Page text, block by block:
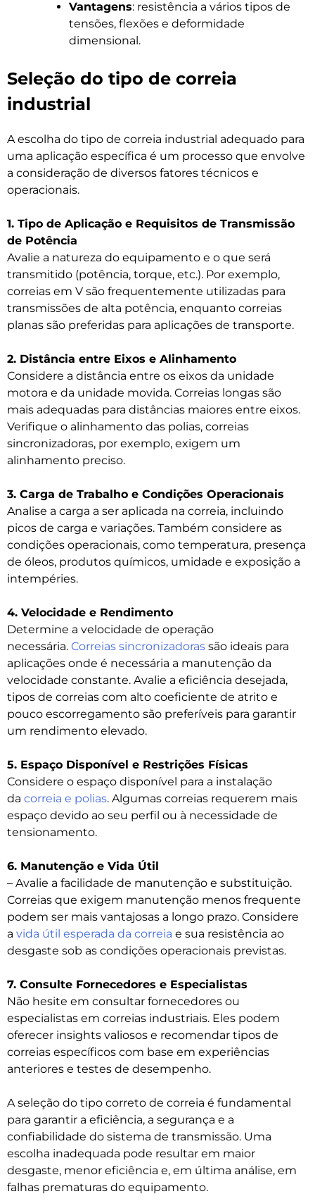
Vantagens: resistência a vários tipos de
tensões, flexões e deformidade
dimensional.
Seleção do tipo de correia
industrial
A escolha do tipo de correia industrial adequado para
uma aplicação específica é um processo que envolve
a consideração de diversos fatores técnicos e
operacionais.
1. Tipo de Aplicação e Requisitos de Transmissão
de Potência
Avalie a natureza do equipamento e o que será
transmitido (potência, torque, etc.). Por exemplo,
correias em V são frequentemente utilizadas para
transmissões de alta potência, enquanto correias
planas são preferidas para aplicações de transporte.
2. Distância entre Eixos e Alinhamento
Considere a distância entre os eixos da unidade
motora e da unidade movida. Correias longas são
mais adequadas para distâncias maiores entre eixos.
Verifique o alinhamento das polias, correias
sincronizadoras, por exemplo, exigem um
alinhamento preciso.
3. Carga de Trabalho e Condições Operacionais
Analise a carga a ser aplicada na correia, incluindo
picos de carga e variações. Também considere as
condições operacionais, como temperatura, presença
de óleos, produtos químicos, umidade e exposição a
intempéries.
4. Velocidade e Rendimento
Determine a velocidade de operação
necessária. Correias sincronizadoras são ideais para
aplicações onde é necessária a manutenção da
velocidade constante. Avalie a eficiência desejada,
tipos de correias com alto coeficiente de atrito e
pouco escorregamento são preferíveis para garantir
um rendimento elevado.
5. Espaço Disponível e Restrições Físicas
Considere o espaço disponível para a instalação
da correia e polias. Algumas correias requerem mais
espaço devido ao seu perfil ou à necessidade de
tensionamento.
6. Manutenção e Vida Útil
– Avalie a facilidade de manutenção e substituição.
Correias que exigem manutenção menos frequente
podem ser mais vantajosas a longo prazo. Considere
a vida útil esperada da correia e sua resistência ao
desgaste sob as condições operacionais previstas.
7. Consulte Fornecedores e Especialistas
Não hesite em consultar fornecedores ou
especialistas em correias industriais. Eles podem
oferecer insights valiosos e recomendar tipos de
correias específicos com base em experiências
anteriores e testes de desempenho.
A seleção do tipo correto de correia é fundamental
para garantir a eficiência, a segurança e a
confiabilidade do sistema de transmissão. Uma
escolha inadequada pode resultar em maior
desgaste, menor eficiência e, em última análise, em
falhas prematuras do equipamento.